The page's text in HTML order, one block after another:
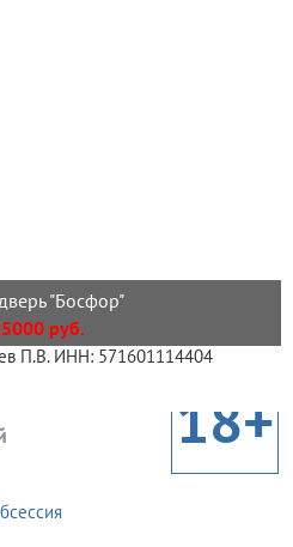
"Босфор"
руб.
П.В. ИНН: 571601114404
18+